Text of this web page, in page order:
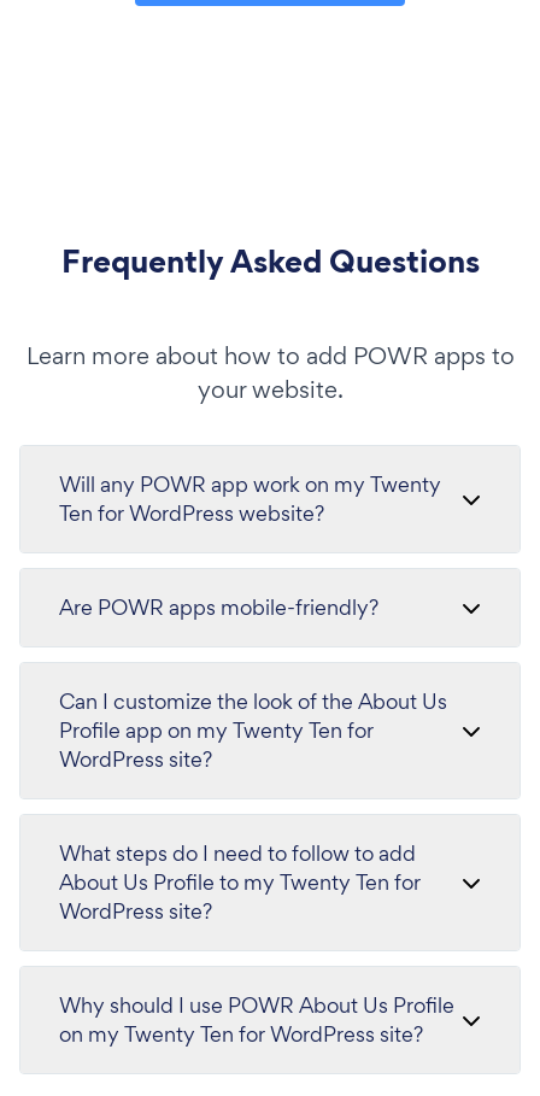
Frequently Asked Questions
Learn more about how to add POWR apps to
your website.
Will any POWR app work on my Twenty
Ten for WordPress website?
Are POWR apps mobile-friendly?
Can I customize the look of the About Us
Profile app on my Twenty Ten for
WordPress site?
What steps do I need to follow to add
About Us Profile to my Twenty Ten for
WordPress site?
Why should I use POWR About Us Profile
on my Twenty Ten for WordPress site?